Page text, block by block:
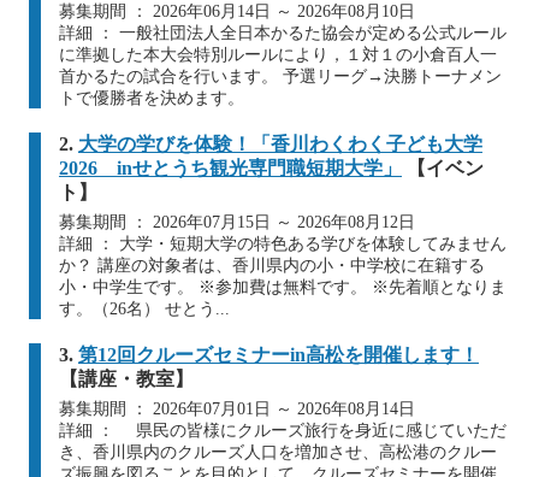
募集期間 ： 2026年06月14日 ～ 2026年08月10日
詳細 ： 一般社団法人全日本かるた協会が定める公式ルール
に準拠した本大会特別ルールにより，１対１の小倉百人一
首かるたの試合を行います。 予選リーグ→決勝トーナメン
トで優勝者を決めます。
2. 大学の学びを体験！「香川わくわく子ども大学
2026 inせとうち観光専門職短期大学」
【イベン
ト】
募集期間 ： 2026年07月15日 ～ 2026年08月12日
詳細 ： 大学・短期大学の特色ある学びを体験してみません
か？ 講座の対象者は、香川県内の小・中学校に在籍する
小・中学生です。 ※参加費は無料です。 ※先着順となりま
す。（26名） せとう...
3. 第12回クルーズセミナーin高松を開催します！
【講座・教室】
募集期間 ： 2026年07月01日 ～ 2026年08月14日
詳細 ： 県民の皆様にクルーズ旅行を身近に感じていただ
き、香川県内のクルーズ人口を増加させ、高松港のクルー